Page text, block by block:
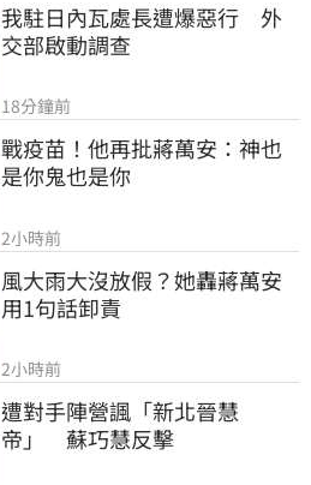
我駐日內瓦處長遭爆惡行　外
交部啟動調查
18分鐘前
戰疫苗！他再批蔣萬安：神也
是你鬼也是你
2小時前
風大雨大沒放假？她轟蔣萬安
用1句話卸責
2小時前
遭對手陣營諷「新北晉慧
帝」　蘇巧慧反擊